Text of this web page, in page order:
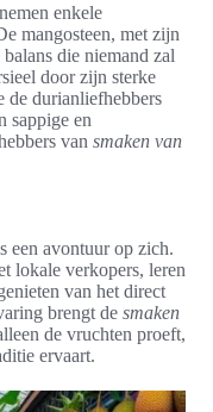
nemen enkele
mangosteen, met zijn
die niemand zal
door zijn sterke
de durianliefhebbers
sappige en
van smaken van
een avontuur op zich.
lokale verkopers, leren
van het direct
brengt de smaken
de vruchten proeft,
ervaart.